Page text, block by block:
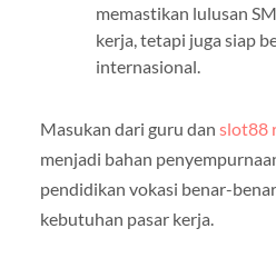
memastikan lulusan
kerja, tetapi juga siap
internasional.
Masukan dari guru dan slot88
menjadi bahan
pendidikan vokasi benar-
kebutuhan pasar kerja.